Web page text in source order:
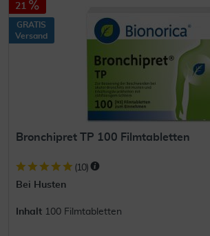
21
GRATIS
Versand
Bronchipret TP 100 Filmtabletten
(10)
Bei Husten
Inhalt 100 Filmtabletten